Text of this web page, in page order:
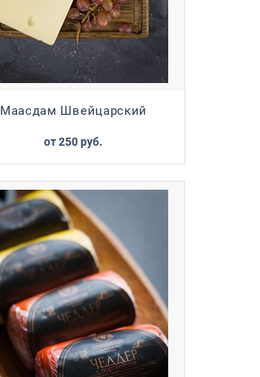
Маасдам Швейцарский
от250 руб.